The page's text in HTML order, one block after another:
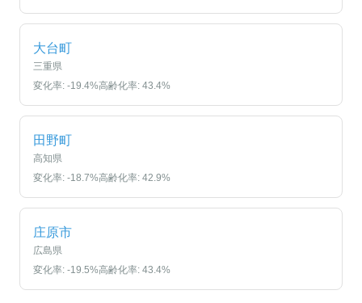
大台町
三重県
変化率: -19.4%高齢化率: 43.4%
田野町
高知県
変化率: -18.7%高齢化率: 42.9%
庄原市
広島県
変化率: -19.5%高齢化率: 43.4%